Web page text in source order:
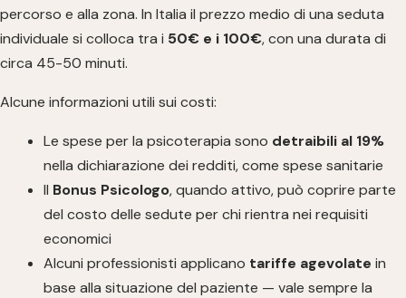
percorso e alla zona. In Italia il prezzo medio di una seduta
individuale si colloca tra i 50€ e i 100€, con una durata di
circa 45-50 minuti.
Alcune informazioni utili sui costi:
Le spese per la psicoterapia sono detraibili al 19%
nella dichiarazione dei redditi, come spese sanitarie
Il Bonus Psicologo, quando attivo, può coprire parte
del costo delle sedute per chi rientra nei requisiti
economici
Alcuni professionisti applicano tariffe agevolate in
base alla situazione del paziente — vale sempre la